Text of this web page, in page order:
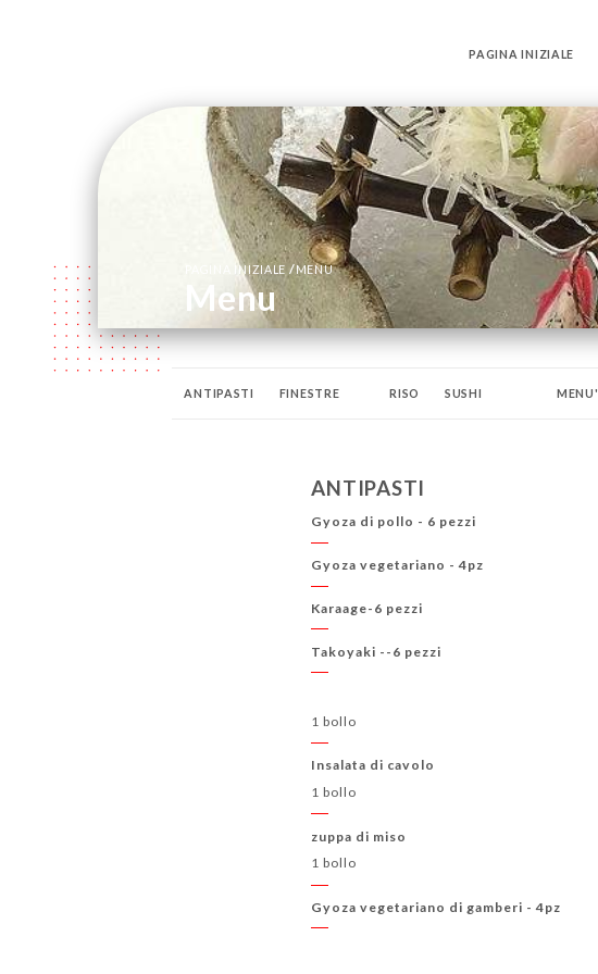
PAGINA INIZIALE
PAGINA INIZIALE / MENU
Menu
ANTIPASTI FINESTRE RISO SUSHI MENU'
ANTIPASTI
Gyoza di pollo - 6 pezzi
Gyoza vegetariano - 4pz
Karaage-6 pezzi
Takoyaki --6 pezzi
1 bollo
Insalata di cavolo
1 bollo
zuppa di miso
1 bollo
Gyoza vegetariano di gamberi - 4pz